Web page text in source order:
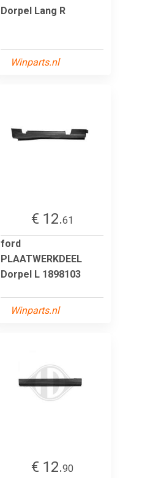
Dorpel Lang R
Winparts.nl
€ 12.61
ford
PLAATWERKDEEL
Dorpel L 1898103
Winparts.nl
€ 12.90